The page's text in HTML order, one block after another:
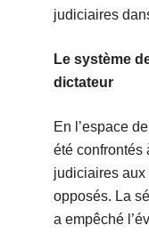
judiciaires
Le système
dictateur
En l’espace
été confrontés
judiciaires aux
opposés. La
a empêché